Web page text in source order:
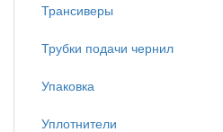
Трансиверы
Трубки подачи чернил
Упаковка
Уплотнители